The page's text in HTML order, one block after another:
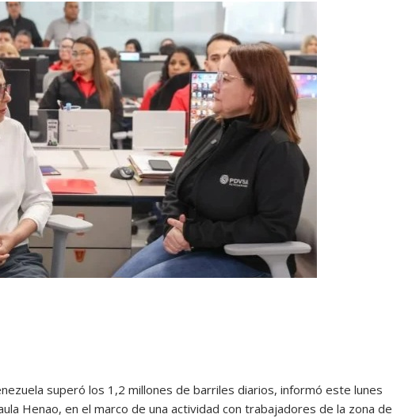
superó los 1,2 millones de barriles diarios, informó este lunes
Henao, en el marco de una actividad con trabajadores de la zona de